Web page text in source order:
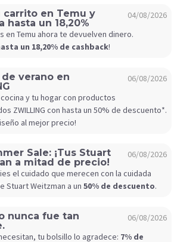
carrito en Temu y
hasta un 18,20%
04/08/2026
en Temu ahora te devuelven dinero.
un 18,20% de cashback!
de verano en
06/08/2026
y tu hogar con productos
ZWILLING con hasta un 50% de descuento*.
al mejor precio!
Sale: ¡Tus Stuart
a mitad de precio!
06/08/2026
el cuidado que merecen con la cuidada
Stuart Weitzman a un 50% de descuento.
nunca fue tan
06/08/2026
tu bolsillo lo agradece: 7% de